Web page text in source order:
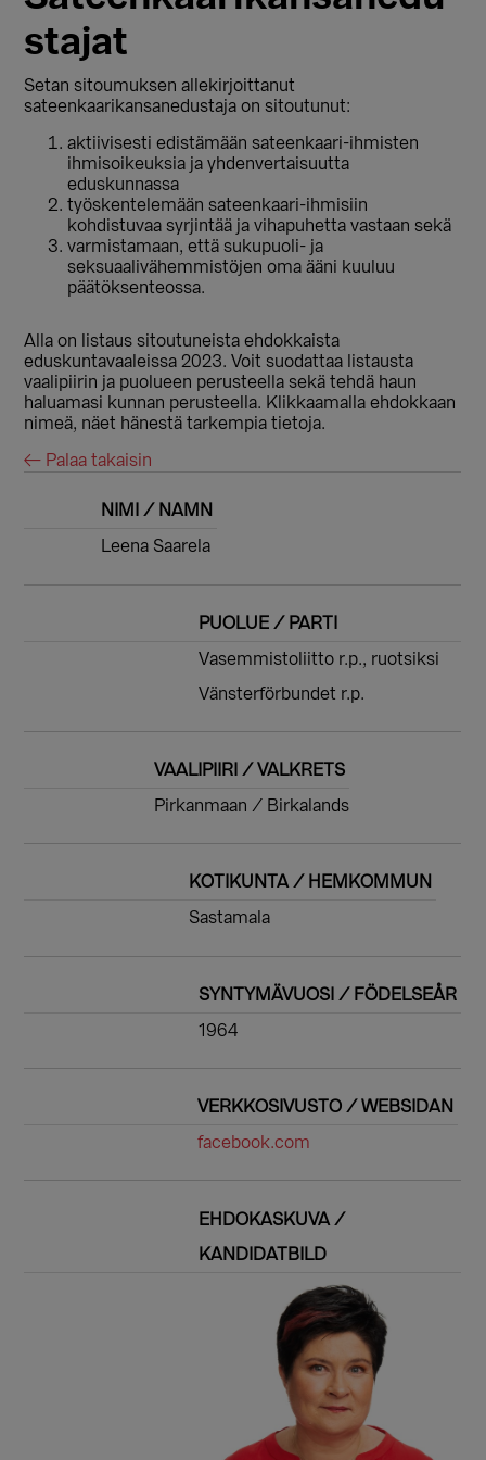
stajat
Setan sitoumuksen allekirjoittanut
sateenkaarikansanedustaja on sitoutunut:
aktiivisesti edistämään sateenkaari-ihmisten
ihmisoikeuksia ja yhdenvertaisuutta
eduskunnassa
työskentelemään sateenkaari-ihmisiin
kohdistuvaa syrjintää ja vihapuhetta vastaan sekä
varmistamaan, että sukupuoli- ja
seksuaalivähemmistöjen oma ääni kuuluu
päätöksenteossa.
Alla on listaus sitoutuneista ehdokkaista
eduskuntavaaleissa 2023. Voit suodattaa listausta
vaalipiirin ja puolueen perusteella sekä tehdä haun
haluamasi kunnan perusteella. Klikkaamalla ehdokkaan
nimeä, näet hänestä tarkempia tietoja.
← Palaa takaisin
NIMI / NAMN
Leena Saarela
PUOLUE / PARTI
Vasemmistoliitto r.p., ruotsiksi
Vänsterförbundet r.p.
VAALIPIIRI / VALKRETS
Pirkanmaan / Birkalands
KOTIKUNTA / HEMKOMMUN
Sastamala
SYNTYMÄVUOSI / FÖDELSEÅR
1964
VERKKOSIVUSTO / WEBSIDAN
facebook.com
EHDOKASKUVA /
KANDIDATBILD